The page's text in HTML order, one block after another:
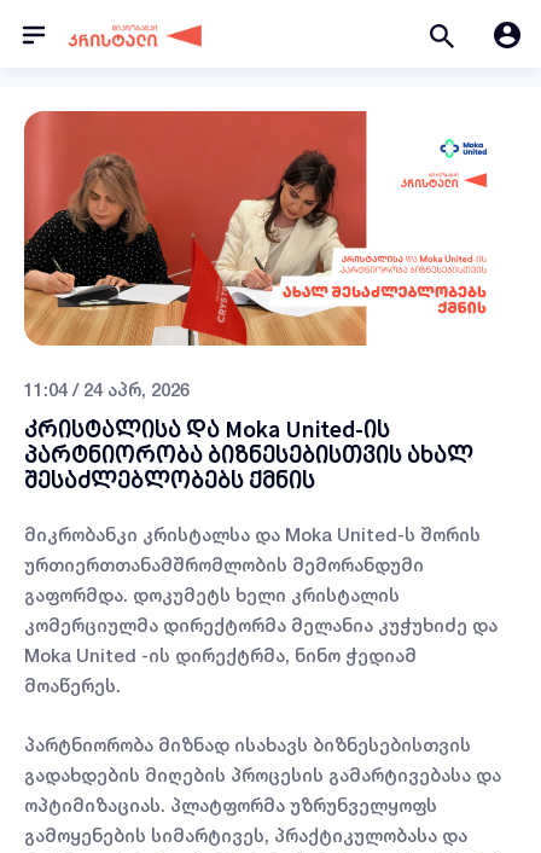
11:04 / 24 აპრ, 2026
კრისტალისა და Moka United-ის
პარტნიორობა ბიზნესებისთვის ახალ
შესაძლებლობებს ქმნის
მიკრობანკი კრისტალსა და Moka United-ს შორის
ურთიერთთანამშრომლობის მემორანდუმი
გაფორმდა. დოკუმეტს ხელი კრისტალის
კომერციულმა დირექტორმა მელანია კუჭუხიძე და
Moka United -ის დირექტრმა, ნინო ჭედიამ
მოაწერეს.
პარტნიორობა მიზნად ისახავს ბიზნესებისთვის
გადახდების მიღების პროცესის გამარტივებასა და
ოპტიმიზაციას. პლატფორმა უზრუნველყოფს
გამოყენების სიმარტივეს, პრაქტიკულობასა და